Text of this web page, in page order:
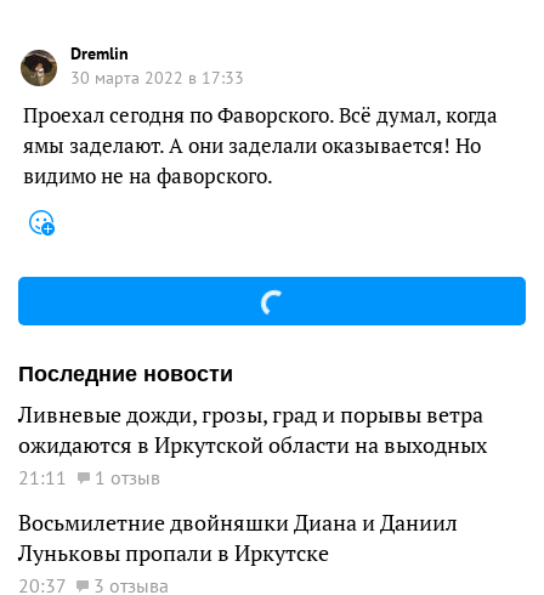
Dremlin
30 марта 2022 в 17:33
Проехал сегодня по Фаворского. Всё думал, когда
ямы заделают. А они заделали оказывается! Но
видимо не на фаворского.
Последние новости
Ливневые дожди, грозы, град и порывы ветра
ожидаются в Иркутской области на выходных
21:11 1 отзыв
Восьмилетние двойняшки Диана и Даниил
Луньковы пропали в Иркутске
20:37 3 отзыва